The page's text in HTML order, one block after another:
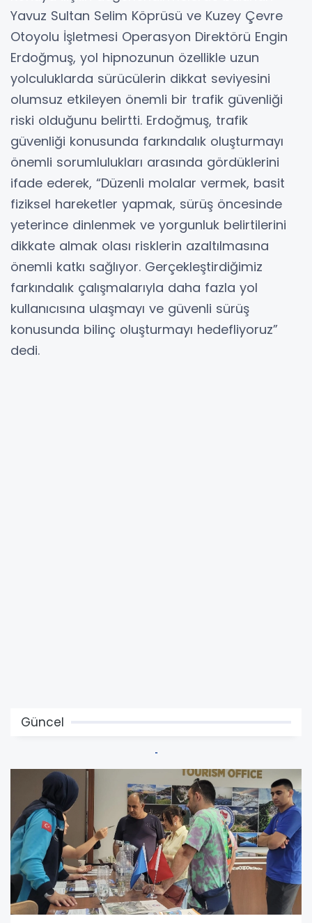
Yavuz Sultan Selim Köprüsü ve Kuzey Çevre
Otoyolu İşletmesi Operasyon Direktörü Engin
Erdoğmuş, yol hipnozunun özellikle uzun
yolculuklarda sürücülerin dikkat seviyesini
olumsuz etkileyen önemli bir trafik güvenliği
riski olduğunu belirtti. Erdoğmuş, trafik
güvenliği konusunda farkındalık oluşturmayı
önemli sorumlulukları arasında gördüklerini
ifade ederek, “Düzenli molalar vermek, basit
fiziksel hareketler yapmak, sürüş öncesinde
yeterince dinlenmek ve yorgunluk belirtilerini
dikkate almak olası risklerin azaltılmasına
önemli katkı sağlıyor. Gerçekleştirdiğimiz
farkındalık çalışmalarıyla daha fazla yol
kullanıcısına ulaşmayı ve güvenli sürüş
konusunda bilinç oluşturmayı hedefliyoruz”
dedi.
Güncel